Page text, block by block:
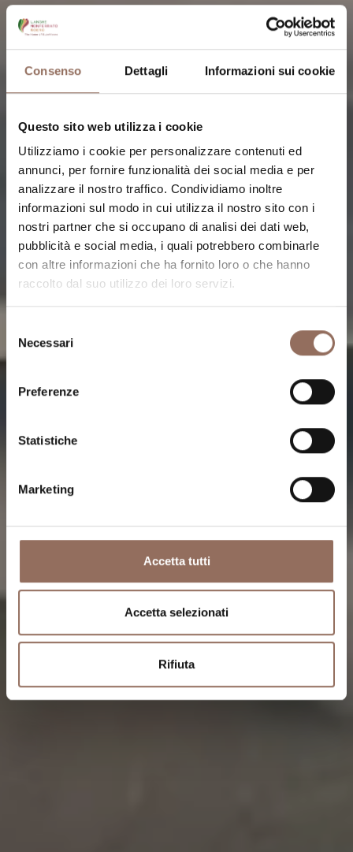
Consenso Dettagli Informazioni sui cookie
Questo sito web utilizza i cookie
Utilizziamo i cookie per personalizzare contenuti ed
annunci, per fornire funzionalità dei social media e per
analizzare il nostro traffico. Condividiamo inoltre
informazioni sul modo in cui utilizza il nostro sito con i
nostri partner che si occupano di analisi dei dati web,
pubblicità e social media, i quali potrebbero combinarle
con altre informazioni che ha fornito loro o che hanno
raccolto dal suo utilizzo dei loro servizi.
del
consenso
Necessari
Preferenze
Statistiche
Marketing
Accetta tutti
Accetta selezionati
Rifiuta
TRE TERRITORI
Le Langhe, terre
di sogno
grandi sapori s’intrecciano in mete imperdibili, tra